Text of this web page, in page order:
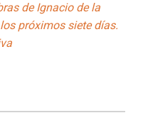
de Ignacio de la
próximos siete días.